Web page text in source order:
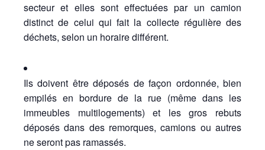
secteur et elles sont effectuées par un camion
distinct de celui qui fait la collecte régulière des
déchets, selon un horaire différent.
Ils doivent être déposés de façon ordonnée, bien
empilés en bordure de la rue (même dans les
immeubles multilogements) et les gros rebuts
déposés dans des remorques, camions ou autres
ne seront pas ramassés.